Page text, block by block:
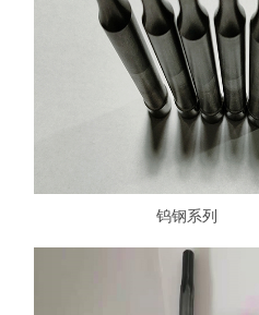
钨钢系列